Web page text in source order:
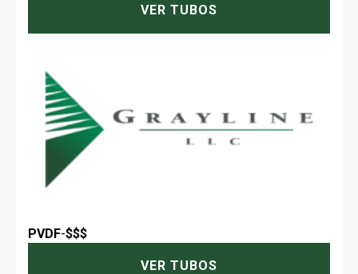
VER TUBOS
PVDF-$$$
VER TUBOS